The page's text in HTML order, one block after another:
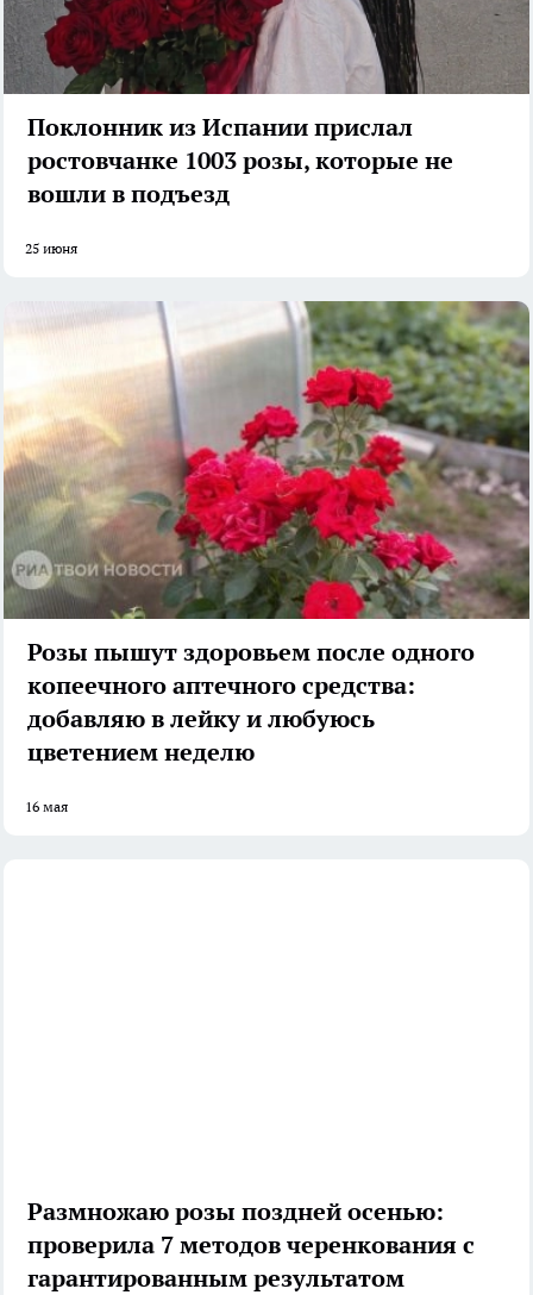
Поклонник из Испании прислал
ростовчанке 1003 розы, которые не
вошли в подъезд
25 июня
Розы пышут здоровьем после одного
копеечного аптечного средства:
добавляю в лейку и любуюсь
цветением неделю
16 мая
Размножаю розы поздней осенью:
проверила 7 методов черенкования с
гарантированным результатом